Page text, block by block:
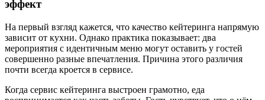
эффект
На первый взгляд кажется, что качество кейтеринга напрямую
зависит от кухни. Однако практика показывает: два
мероприятия с идентичным меню могут оставить у гостей
совершенно разные впечатления. Причина этого различия
почти всегда кроется в сервисе.
Когда сервис кейтеринга выстроен грамотно, еда